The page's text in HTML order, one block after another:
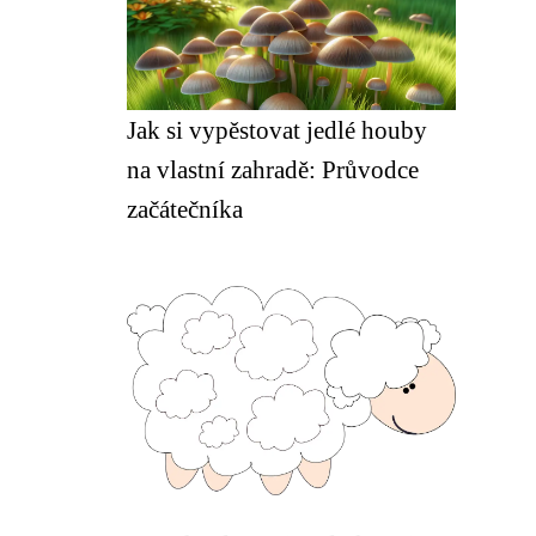
Jak si vypěstovat jedlé houby
na vlastní zahradě: Průvodce
začátečníka